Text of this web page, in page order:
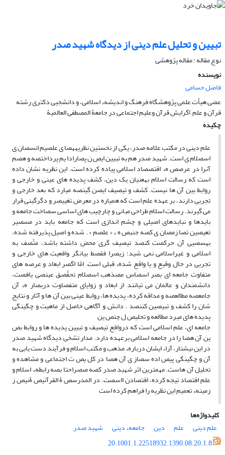
تبیین و تحلیل علم دینی از دیدگاه شهید صدر
نوع مقاله : مقاله پژوهشی
نویسنده
فاضل حسامی
عضی هیأت علمی پژوهشگاه فرهنگ و اندیشهء اسلامی، و دانشجیی دکتری رشته
قرآن و علم )گرایش قرآن وعلیم اجتماعی در جامعۀ المصطفی العالمیۀ
چکیده
علم دینی در مکتب علامه صدر، یکی از نخستین نظریههصا ی علصیم انسصان ی
اسصلام ی است. شهید صدر هم به تبیین ایص ن پصارادا یم پرداختصه و هصم
آنرا در عرصص هء اقتصصاد اسلامی پیاده کرده است. این نظریه نشان داده
است که رسالت اسلام بهعنیان یک دین، کشف پدیده های عینی و خارجی و
روابط بین آن ها نیست. کشف و تیصیف ایصن گینصه میارد که بعد خارجی و
تجربی دارند، بر عهده علم است که همیاره در معرض تغییصر و دگرگینی قرار
می گیرند. رسالت اسلام طراحی مبانی و چارچیب های اساسی سصاخت جامعه و
بایدها و نبایدهای اصیلی و چشم اندازی است که جامعه باید در مسصیر
تعیصین تصا زمصان ی کصه جنبص ه ء » علصم « . شده و اصیل پذیرفته شده،
بهسصیی آن حرکصت کنصد تیصیف گری محض داشته باشد، متّصف به
اسلامی و غیراسلامی نمی شید؛ زیصرا فقصط بیانگر واقعیت های خارجی و
تجربی در حال وقیع و یا واقع شدهء قبلی است. امّا اگصر ابعاد و عرصه های
متفاوت جامعه ای بصر اسصاس مصذهب اسصلام تحقّصق عینصی یافصت،
دانشمندان و عالمان می تیانند از ابعاد و زوایای متفصاوت دربصار هء آن
جامعصه مطالعصه و مداقه کرده، پدیده ها، روابط عینی بین آن ها و آثار و نتایج
شان را کشف و تبیصین کننصد . دانش و آگاهی حاصل از ماهیت و چگینگی
پدیده های میرد مطالعه و تحلیص ل چنص ین
جامعه ای، علم اسلامی است که درواقع تیصیف و تبیین پدیده ها و روابط بص
ین آن هصا را در جامعه اسلامی برعهده دارد. مدار تشخی دیدگاه شهید صدر
در این نیشتار، آراء ایشان دربارهء مذهب و مکتب اسلام و فرآیند دست یابی به
آن و چگینگی پیص اده سصاز ی آن هصا در کل یص ت اجتماعی و مشاهده و
تحلیل آن هاست. مهمترین اثر شهید صدر کصه صصراحتا بصه رابطهء اسلام و
علم اقتصاد تیجه کرده، اقتصادن ااسصت. در المدرسص ۀ القرآنیص ۀنیص ز
زمینهء تعمیم این نظریه را فراهم کرده است
کلیدواژه‌ها
علم دینی
علم دین جامعهء دینی
شهید صدر
20.1001.1.22518932.1390.08.20.1.8